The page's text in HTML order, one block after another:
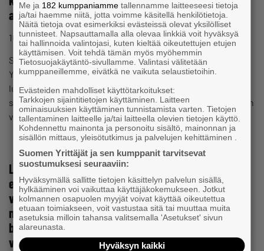
asetuksen muuttamisesta
16.7.2026 klo 15:38 Lausunto
Sosiaali- ja terveysministeriöAsia: VN/15287/2026 Suomen
Yrittäjät kiittää mahdollisuudesta jättää lausunto
luonnoksesta valtioneuvoston asetukseksi
sairaankuljetuksen kustannusten korvaustaksasta annetun
valtioneuvoston asetuksen muuttamisesta.…
Lausuntopyyntö luonnoksesta hallituksen
esitykseksi laeiksi sairausvakuutuslain
väliaikaisesta muuttamisesta annetun lain
muuttamisesta ja toimeentulotuesta annetun lain 7
b §:n väliaikaisesta muuttamisesta annetun lain
voimaantulosäännöksen muuttamisesta
Me ja 182 kumppaniamme tallennamme laitteeseesi tietoja
ja/tai haemme niitä, jotta voimme käsitellä henkilötietoja.
Näitä tietoja ovat esimerkiksi evästeissä olevat yksilölliset
tunnisteet. Napsauttamalla alla olevaa linkkiä voit hyväksyä
tai hallinnoida valintojasi, kuten kieltää oikeutettujen etujen
käyttämisen. Voit tehdä tämän myös myöhemmin
Tietosuojakäytäntö-sivullamme. Valintasi välitetään
kumppaneillemme, eivätkä ne vaikuta selaustietoihin.
Evästeiden mahdolliset käyttötarkoitukset:
Tarkkojen sijaintitietojen käyttäminen. Laitteen
ominaisuuksien käyttäminen tunnistamista varten. Tietojen
tallentaminen laitteelle ja/tai laitteella olevien tietojen käyttö.
Kohdennettu mainonta ja personoitu sisältö, mainonnan ja
sisällön mittaus, yleisötutkimus ja palvelujen kehittäminen .
Suomen Yrittäjät ja sen kumppanit tarvitsevat
suostumuksesi seuraaviin:
Hyväksymällä sallitte tietojen käsittelyn palvelun sisällä,
hylkääminen voi vaikuttaa käyttäjäkokemukseen. Jotkut
kolmannen osapuolen myyjät voivat käyttää oikeutettua
etuaan toimiakseen, voit vastustaa sitä tai muuttaa muita
asetuksia milloin tahansa valitsemalla 'Asetukset' sivun
alareunasta.
Hyväksyn kaikki